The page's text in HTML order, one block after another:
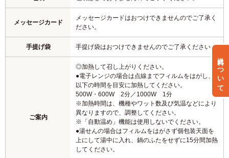
送料について
メッセージカード
メッセージカードはおつけできませんのでご了承く
ださい。
手提げ袋 手提げ袋はおつけできませんのでご了承ください。
ご案内
◎加熱して召し上がりください。
●電子レンジの場合は点線までフィルムをはがし、
以下の時間を目安に加熱してください。
500W・600W 2分／1000W 1分
※加熱時間は、機種やワット数及び気温などにより
異なりますので、調整してください。
※「自動温め」機能は使用しないでください。
●湯せんの場合はフィルムをはがさず個包装天面を
上にして湯中に入れ、鍋のふたをせずに15分間加熱
してください。